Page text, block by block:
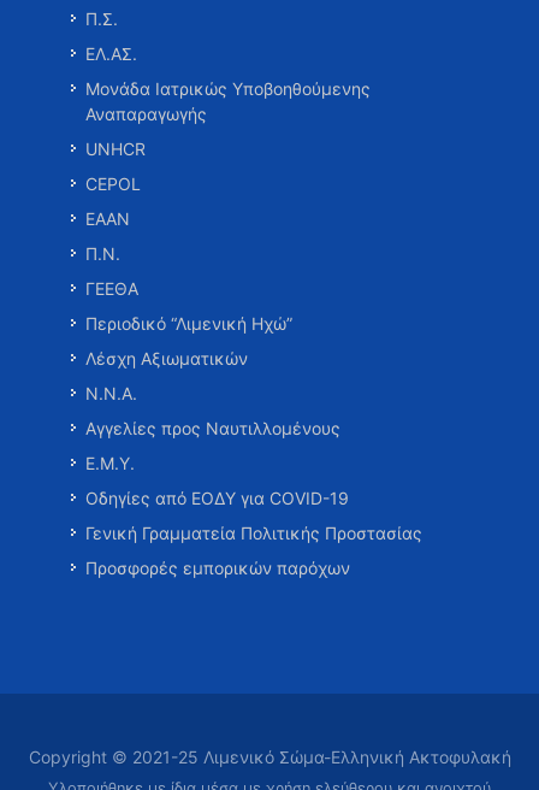
Π.Σ.
ΕΛ.ΑΣ.
Μονάδα Ιατρικώς Υποβοηθούμενης
Αναπαραγωγής
UNHCR
CEPOL
ΕΑΑΝ
Π.Ν.
ΓΕΕΘΑ
Περιοδικό “Λιμενική Ηχώ”
Λέσχη Αξιωματικών
Ν.Ν.Α.
Αγγελίες προς Ναυτιλλομένους
Ε.Μ.Υ.
Οδηγίες από ΕΟΔΥ για COVID-19
Γενική Γραμματεία Πολιτικής Προστασίας
Προσφορές εμπορικών παρόχων
Copyright © 2021-25 Λιμενικό Σώμα-Ελληνική Ακτοφυλακή